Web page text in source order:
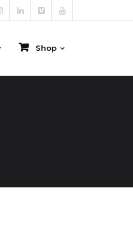
Shop